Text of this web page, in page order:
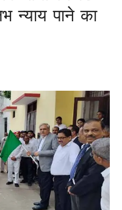
न्याय पाने का